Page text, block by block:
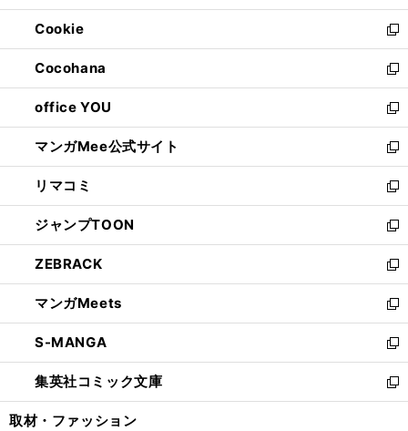
開
く
ウ
で
開
く
ン
ド
ウ
で
開
く
ウ
ィ
ン
ド
ウ
で
開
く
Cookie
新
し
い
ウ
ィ
ン
ド
ウ
で
開
く
Cocohana
新
し
い
ウ
ィ
ン
ド
ウ
で
開
く
office YOU
新
し
い
ウ
ィ
ン
ド
ウ
で
開
く
マンガMee公式サイト
新
し
い
ウ
ィ
ン
ド
ウ
で
開
く
リマコミ
新
し
い
ウ
ィ
ン
ド
ウ
で
開
く
ジャンプTOON
新
し
い
ウ
ィ
ン
ド
ウ
で
開
ZEBRACK
新
し
い
ウ
ィ
ン
ド
ウ
マンガMeets
新
し
い
ウ
ィ
ン
S-MANGA
新
し
い
ウ
集英社コミック文庫
新
し
取材・ファッション